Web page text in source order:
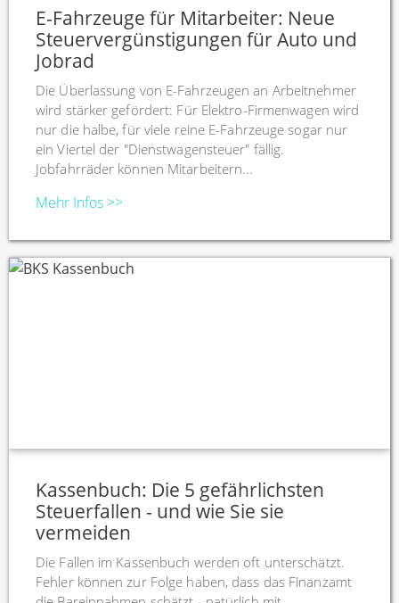
E-Fahrzeuge für Mitarbeiter: Neue
Steuervergünstigungen für Auto und
Jobrad
Die Überlassung von E-Fahrzeugen an Arbeitnehmer
wird stärker gefördert: Für Elektro-Firmenwagen wird
nur die halbe, für viele reine E-Fahrzeuge sogar nur
ein Viertel der "Dienstwagensteuer" fällig.
Jobfahrräder können Mitarbeitern...
Mehr Infos >>
Kassenbuch: Die 5 gefährlichsten
Steuerfallen - und wie Sie sie
vermeiden
Die Fallen im Kassenbuch werden oft unterschätzt.
Fehler können zur Folge haben, dass das Finanzamt